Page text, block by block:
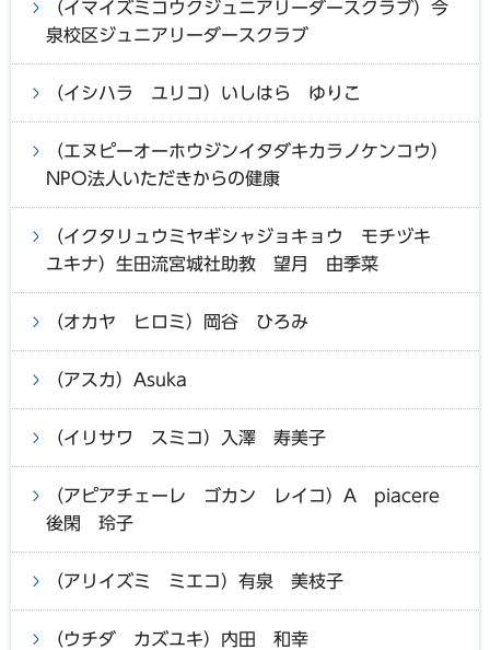
（イマイズミコウクジュニアリーダースクラブ）今
泉校区ジュニアリーダースクラブ
（イシハラ ユリコ）いしはら ゆりこ
（エヌピーオーホウジンイタダキカラノケンコウ）
NPO法人いただきからの健康
（イクタリュウミヤギシャジョキョウ モチヅキ
ユキナ）生田流宮城社助教 望月 由季菜
（オカヤ ヒロミ）岡谷 ひろみ
（アスカ）Asuka
（イリサワ スミコ）入澤 寿美子
（アピアチェーレ ゴカン レイコ）A piacere
後閑 玲子
（アリイズミ ミエコ）有泉 美枝子
（ウチダ カズユキ）内田 和幸